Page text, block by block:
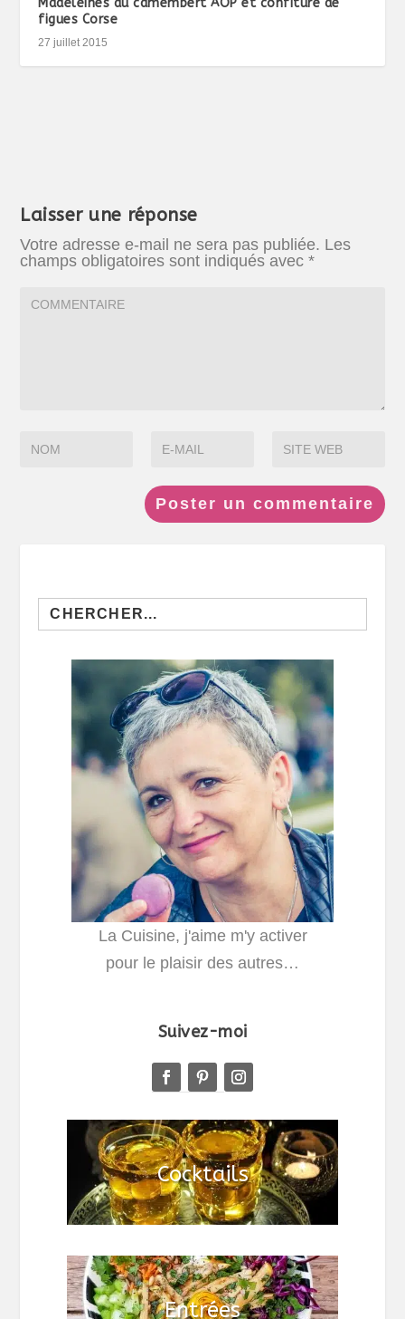
figues Corse
27 juillet 2015
Laisser une réponse
Votre adresse e-mail ne sera pas publiée. Les
champs obligatoires sont indiqués avec*
Search
for:
La Cuisine, j'aime m'y activer
pour le plaisir des autres…
Suivez-moi